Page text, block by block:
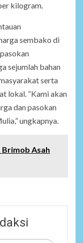
kilogram.
sembako di
sejumlah bahan
serta
lokal. “Kami akan
dan pasokan
ungkapnya.
Brimob Asah